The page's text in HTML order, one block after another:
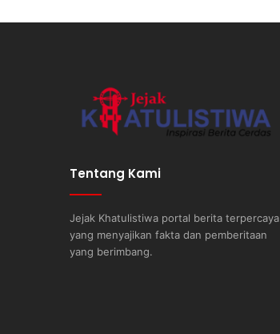
Tentang Kami
Jejak Khatulistiwa portal berita terpercaya
yang menyajikan fakta dan pemberitaan
yang berimbang.